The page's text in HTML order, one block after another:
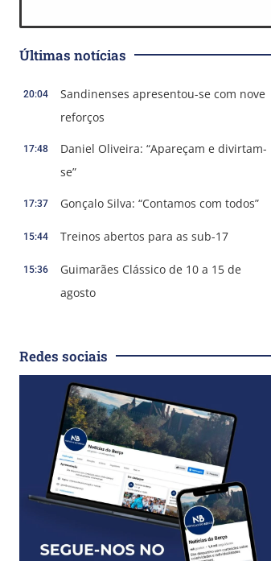
Últimas notícias
20:04
Sandinenses apresentou-se com nove
reforços
17:48
Daniel Oliveira: “Apareçam e divirtam-
se”
17:37 Gonçalo Silva: “Contamos com todos”
15:44 Treinos abertos para as sub-17
15:36
Guimarães Clássico de 10 a 15 de
agosto
Redes sociais